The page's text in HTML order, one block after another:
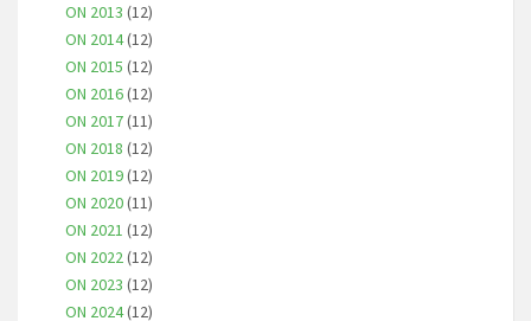
ON 2013 (12)
ON 2014(12)
ON 2015 (12)
ON 2016(12)
ON 2017(11)
ON 2018 (12)
ON 2019(12)
ON 2020(11)
ON 2021 (12)
ON 2022(12)
ON 2023 (12)
ON 2024(12)